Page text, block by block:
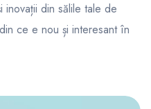
inovații din sălile tale de
ce e nou și interesant în